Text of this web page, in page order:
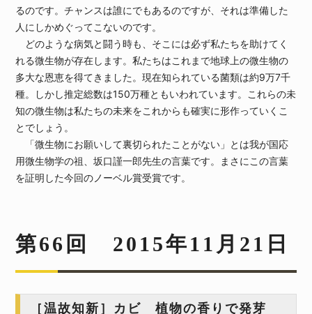
るのです。チャンスは誰にでもあるのですが、それは準備した
人にしかめぐってこないのです。
どのような病気と闘う時も、そこには必ず私たちを助けてく
れる微生物が存在します。私たちはこれまで地球上の微生物の
多大な恩恵を得てきました。現在知られている菌類は約9万7千
種。しかし推定総数は150万種ともいわれています。これらの未
知の微生物は私たちの未来をこれからも確実に形作っていくこ
とでしょう。
「微生物にお願いして裏切られたことがない」とは我が国応
用微生物学の祖、坂口謹一郎先生の言葉です。まさにこの言葉
を証明した今回のノーベル賞受賞です。
第66回 2015年11月21日
［温故知新］カビ 植物の香りで発芽